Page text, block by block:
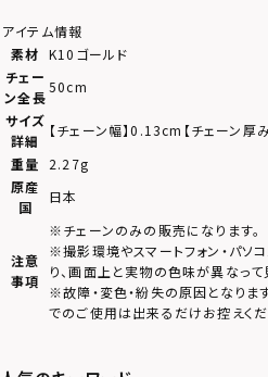
アイテム情報
素材 K10ゴールド
チェー
ン全長
50cm
サイズ
詳細
【チェーン幅】0.13cm【チェーン厚
重量
2.27g
原産
国
日本
注意
事項
※チェーンのみの販売になります。
※撮影環境やスマートフォン・パソ
り、画面上と実物の色味が異なって
※故障・変色・紛失の原因となりま
でのご使用は出来るだけお控えくだ